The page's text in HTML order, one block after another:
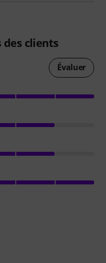
des clients
Évaluer